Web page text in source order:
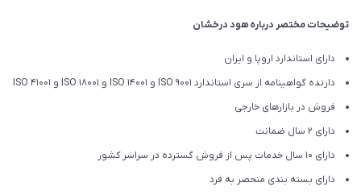
توضیحات مختصر درباره هود درخشان
دارای استاندارد اروپا و ایران
دارنده گواهینامه از سری استاندارد ISO 9001 و ISO 14001 و ISO 18001 و ISO 41001
فروش در بازارهای خارجی
دارای 2 سال ضمانت
دارای 10 سال خدمات پس از فروش گسترده در سراسر کشور
دارای بسته بندی منحصر به فرد